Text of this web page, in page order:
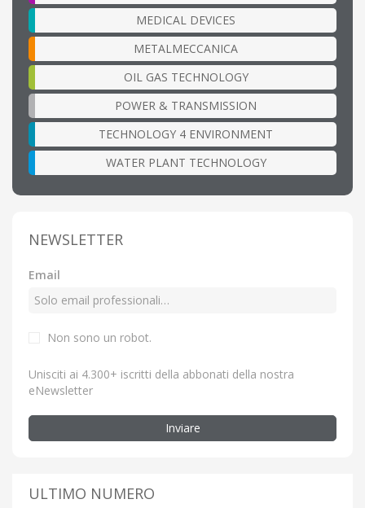
MEDICAL DEVICES
METALMECCANICA
OIL GAS TECHNOLOGY
POWER & TRANSMISSION
TECHNOLOGY 4 ENVIRONMENT
WATER PLANT TECHNOLOGY
NEWSLETTER
Email
Non sono un robot.
Unisciti ai 4.300+ iscritti della abbonati della nostra
eNewsletter
Inviare
ULTIMO NUMERO